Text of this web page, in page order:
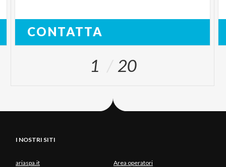
CONTATTA
1 20
I NOSTRI SITI
ariaspa.it Area operatori